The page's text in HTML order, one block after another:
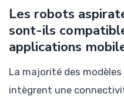
Les robots
sont-ils
applications
La majorité des
intègrent une